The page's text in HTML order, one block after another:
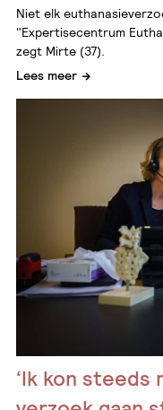
Niet elk
"Expertisecentrum
zegt Mirte (37).
Lees meer
‘Ik kon